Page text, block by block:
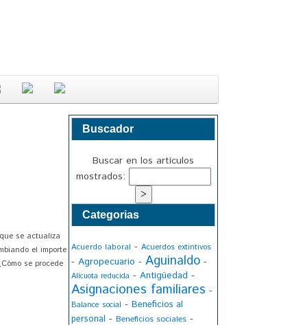
se actualiza
el importe
se procede
Buscador
Buscar en los artículos
mostrados:
Categorias
Acuerdo laboral - Acuerdos extintivos
- Agropecuario - Aguinaldo -
Alícuota reducida - Antigüedad -
Asignaciones familiares -
Balance social - Beneficios al
personal - Beneficios sociales -